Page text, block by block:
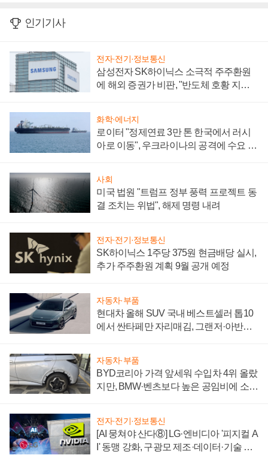
인기기사
전자·전기·정보통신
삼성전자 SK하이닉스 소극적 주주환원
에 해외 증권가 비판, "반도체 호황 지속
화학·에너지
로이터 "정제연료 3만 톤 한국에서 러시
아로 이동", 우크라이나의 공격에 수요 늘
사회
미국 법원 "트럼프 정부 풍력 프로젝트 동
결 조치는 위법", 해제 명령 내려
전자·전기·정보통신
SK하이닉스 1주당 375원 현금배당 실시,
추가 주주환원 계획 9월 공개 예정
자동차·부품
현대차 올해 SUV 국내 베스트셀러 톱10
에서 싼타페만 자리매김, 그랜저·아반떼
자동차·부품
BYD코리아 가격 앞세워 수입차 4위 올랐
지만, BMW·벤츠보다 높은 공임비에 소비
전자·전기·정보통신
[AI 뭉쳐야 산다⑧] LG·엔비디아 '피지컬 A
I' 동맹 강화, 구광모 제조·데이터·기술 결